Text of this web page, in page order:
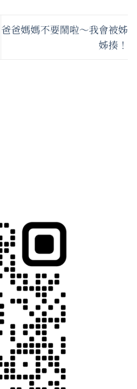
爸爸媽媽不要鬧啦～我會被姊
姊揍！